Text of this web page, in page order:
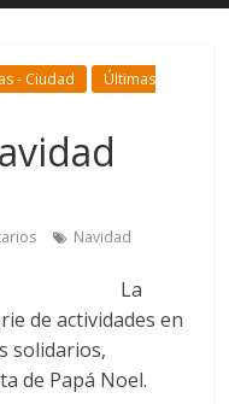
- Ciudad
Últimas
Navidad
La
de actividades en
solidarios,
de Papá Noel.